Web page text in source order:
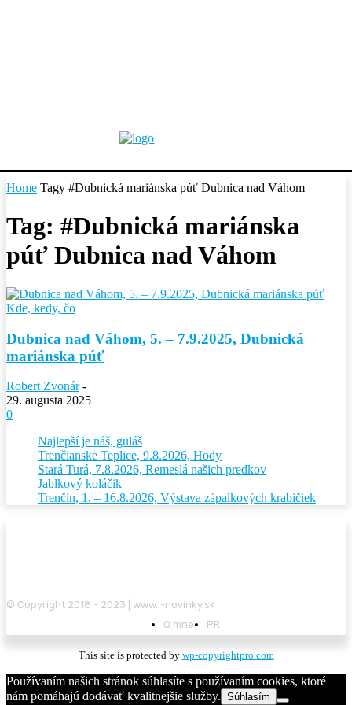
Home Tagy #Dubnická mariánska púť Dubnica nad Váhom
Tag: #Dubnická mariánska
púť Dubnica nad Váhom
Kde, kedy, čo
Dubnica nad Váhom, 5. – 7.9.2025, Dubnická
mariánska púť
Robert Zvonár -
29. augusta 2025
0
Najlepší je náš, guláš
Trenčianske Teplice, 9.8.2026, Hody
Stará Turá, 7.8.2026, Remeslá našich predkov
Jablkový koláčik
Trenčín, 1. – 16.8.2026, Výstava zápalkových krabičiek
© Copyright 2018 - 2023 | www.i-novinky.sk
O mne
PR
This site is protected by wp-copyrightpro.com
Používaním našich stránok súhlasíte s používaním cookies, ktoré
nám pomáhajú dodávať kvalitnejšie služby. Súhlasím